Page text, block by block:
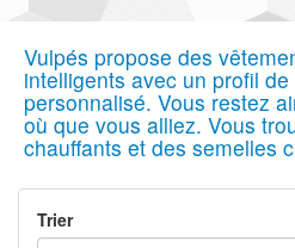
Vulpés propose des
intelligents avec un profil
personnalisé. Vous restez
où que vous alliez. Vous
chauffants et des semelles
Trier